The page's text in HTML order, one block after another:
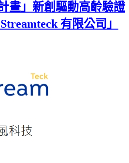
畫」新創驅動高齡驗證
有限公司」